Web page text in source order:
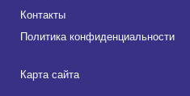
Контакты
Политика конфиденциальности
Карта сайта